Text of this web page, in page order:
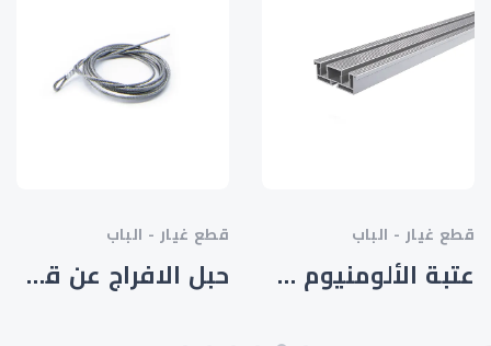
قطع غيار - الباب
عتبة الألومنيوم مزدوجة القناة
قطع غيار - الباب
حبل الافراج عن قفل الطوارئ 1.5 - HTM-SP-001